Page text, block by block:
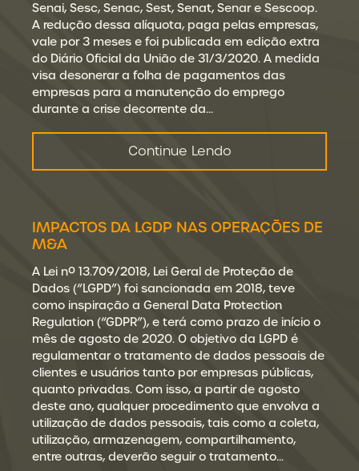
Senai, Sesc, Senac, Sest, Senat, Senar e Sescoop.
A redução dessa alíquota, paga pelas empresas,
vale por 3 meses e foi publicada em edição extra
do Diário Oficial da União de 31/3/2020. A medida
visa desonerar a folha de pagamentos das
empresas para a manutenção do emprego
durante a crise decorrente da…
Continue Lendo
IMPACTOS DA LGDP NAS OPERAÇÕES DE
M&A
A Lei nº 13.709/2018, Lei Geral de Proteção de
Dados (“LGPD”) foi sancionada em 2018, teve
como inspiração a General Data Protection
Regulation (“GDPR”), e terá como prazo de início o
mês de agosto de 2020. O objetivo da LGPD é
regulamentar o tratamento de dados pessoais de
clientes e usuários tanto por empresas públicas,
quanto privadas. Com isso, a partir de agosto
deste ano, qualquer procedimento que envolva a
utilização de dados pessoais, tais como a coleta,
utilização, armazenagem, compartilhamento,
entre outras, deverão seguir o tratamento…